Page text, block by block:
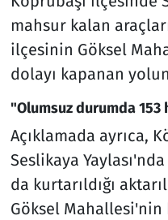
mahsur kalan
ilçesinin Göksel
dolayı kapanan
"Olumsuz durumda
Açıklamada ayrıca,
Seslikaya
da kurtarıldığı
Göksel Mahallesi'nin